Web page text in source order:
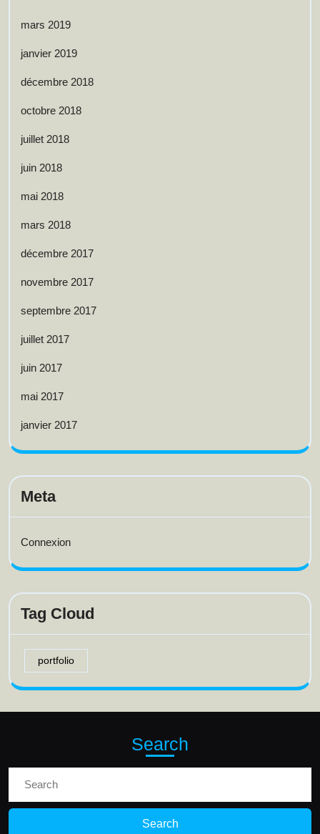
mars 2019
janvier 2019
décembre 2018
octobre 2018
juillet 2018
juin 2018
mai 2018
mars 2018
décembre 2017
novembre 2017
septembre 2017
juillet 2017
juin 2017
mai 2017
janvier 2017
Meta
Connexion
Tag Cloud
portfolio
Search